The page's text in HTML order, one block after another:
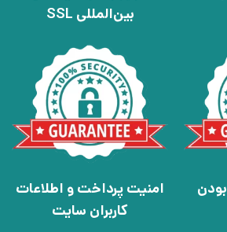
بین‌المللی SSL
امنیت پرداخت و اطلاعات
کاربران سایت